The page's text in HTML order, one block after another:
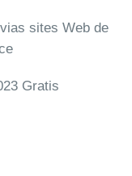
sites Web de
Gratis